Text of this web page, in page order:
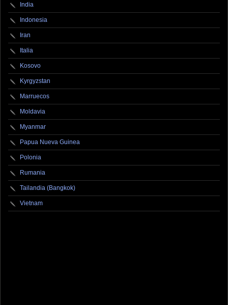
India
Indonesia
Iran
Italia
Kosovo
Kyrgyzstan
Marruecos
Moldavia
Myanmar
Papua Nueva Guinea
Polonia
Rumania
Tailandia (Bangkok)
Vietnam